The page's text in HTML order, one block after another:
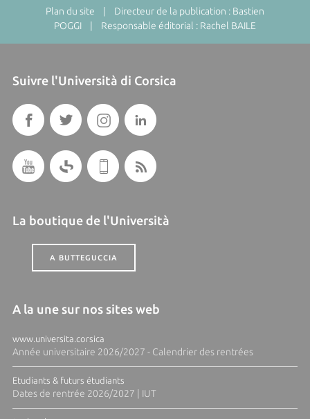
Plan du site | Directeur de la publication : Bastien
POGGI | Responsable éditorial : Rachel BAILE
Suivre l'Università di Corsica
La boutique de l'Università
A BUTTEGUCCIA
A la une sur nos sites web
www.universita.corsica
Année universitaire 2026/2027 - Calendrier des rentrées
Etudiants & futurs étudiants
Dates de rentrée 2026/2027 | IUT